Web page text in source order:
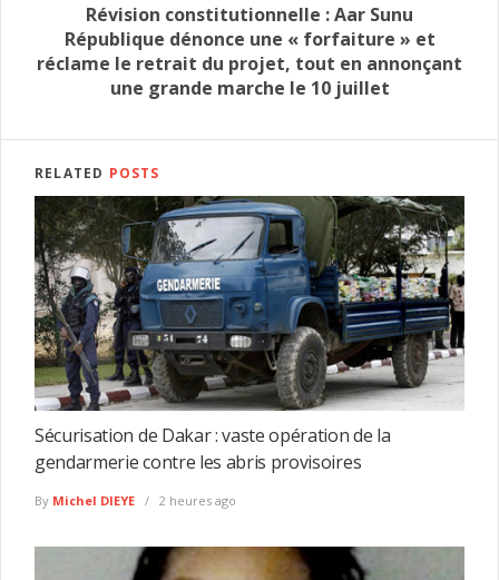
Révision constitutionnelle : Aar Sunu
République dénonce une « forfaiture » et
réclame le retrait du projet, tout en annonçant
une grande marche le 10 juillet
RELATED POSTS
Sécurisation de Dakar : vaste opération de la
gendarmerie contre les abris provisoires
By Michel DIEYE 2 heures ago